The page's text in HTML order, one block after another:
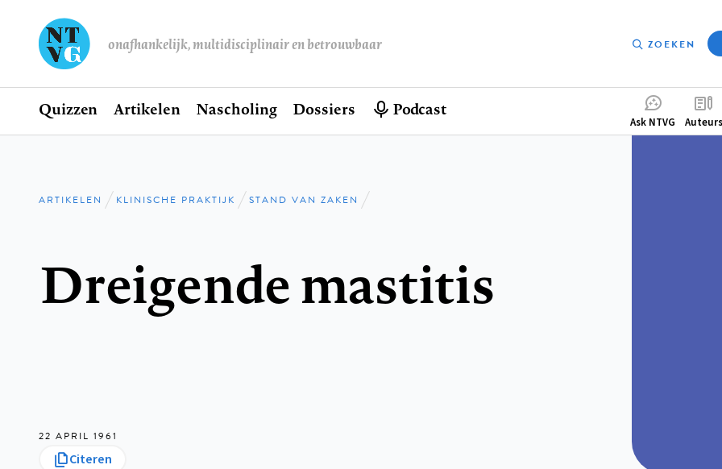
onafhankelijk, multidisciplinair en betrouwbaar ZOEKEN
Hoofdnavigatie
Home
Quizzen Artikelen Nascholing Dossiers Podcast
Ask NTVG Auteurs
Kruimelpad
ARTIKELEN KLINISCHE PRAKTIJK STAND VAN ZAKEN
Dreigende mastitis
22 APRIL 1961
Citeren